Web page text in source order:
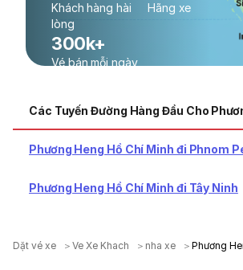
Khách hàng hài
lòng
Hãng xe
300k+
Vé bán mỗi ngày
Các Tuyến Đường Hàng Đầu Cho
Phương Heng Hồ Chí Minh đi Phnom
Phương Heng Hồ Chí Minh đi Tây Ninh
Dặt vé xe Ve Xe Khach nha xe Phương